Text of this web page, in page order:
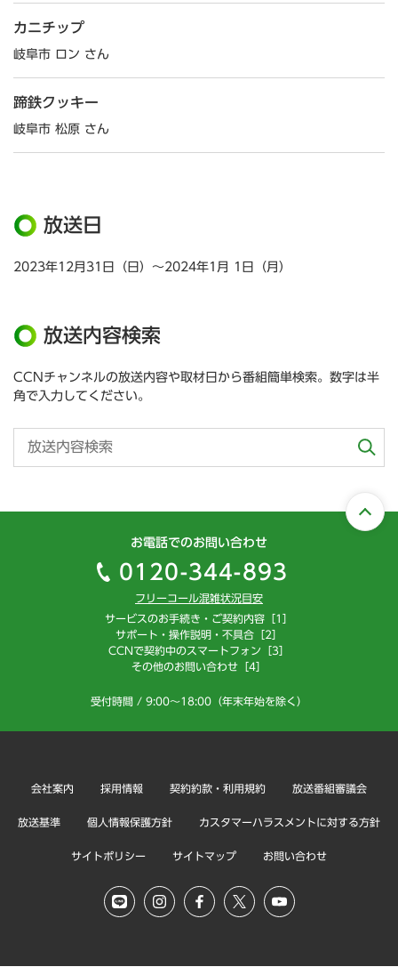
カニチップ
岐阜市 ロン さん
蹄鉄クッキー
岐阜市 松原 さん
放送日
2023年12月31日（日）～2024年1月 1日（月）
放送内容検索
CCNチャンネルの放送内容や取材日から番組簡単検索。数字は半
角で入力してください。
お電話でのお問い合わせ
0120-344-893
フリーコール混雑状況目安
サービスのお手続き・ご契約内容［1］
サポート・操作説明・不具合［2］
CCNで契約中のスマートフォン［3］
その他のお問い合わせ［4］
受付時間 / 9:00～18:00（年末年始を除く）
会社案内 採用情報 契約約款・利用規約 放送番組審議会
放送基準 個人情報保護方針 カスタマーハラスメントに対する方針
サイトポリシー サイトマップ お問い合わせ